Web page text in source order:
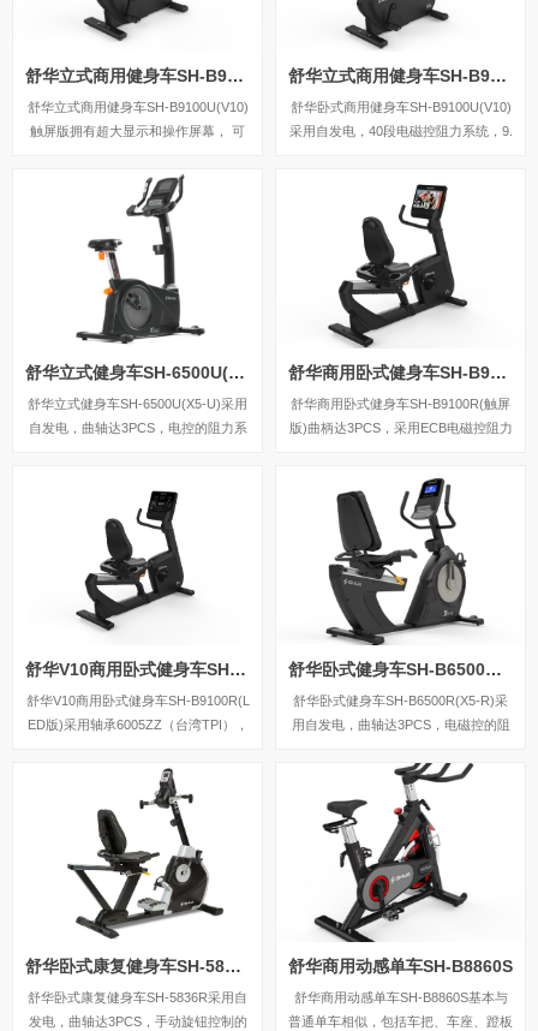
舒华立式商用健身车SH-B9100U(V10)触屏版
舒华立式商用健身车SH-B9100U(V10)
触屏版拥有超大显示和操作屏幕， 可
还可以即时显示心跳和转速等数据，同
时，SH-B9100U提供多项科学运动处
方，更轻松掌握运动节奏。
舒华立式商用健身车SH-B9100U(V10)LED版
舒华卧式商用健身车SH-B9100U(V10)
采用自发电，40段电磁控阻力系统，9.
舒华立式健身车SH-6500U(X5-U)
舒华立式健身车SH-6500U(X5-U)采用
自发电，曲轴达3PCS，电控的阻力系
舒华商用卧式健身车SH-B9100R(触屏版)
舒华商用卧式健身车SH-B9100R(触屏
版)曲柄达3PCS，采用ECB电磁控阻力
舒华V10商用卧式健身车SH-B9100R(LED版)
舒华V10商用卧式健身车SH-B9100R(L
ED版)采用轴承6005ZZ（台湾TPI），
是13.4英寸，具有水壶架和Ipad平板支
架、USB充电功能，管座可纵向调整3
00mm和水平调整50mm，张力旋钮采
用电动调整，制作电磁铁阻力，传输系
统多沟皮带J型8沟。
舒华卧式健身车SH-B6500R(X5-R)
舒华卧式健身车SH-B6500R(X5-R)采
用自发电，曲轴达3PCS，电磁控的阻
g的磁控轮。
舒华卧式康复健身车SH-5836R
舒华卧式康复健身车SH-5836R采用自
发电，曲轴达3PCS，手动旋钮控制的
舒华商用动感单车SH-B8860S
舒华商用动感单车SH-B8860S基本与
普通单车相似，包括车把、车座、蹬板